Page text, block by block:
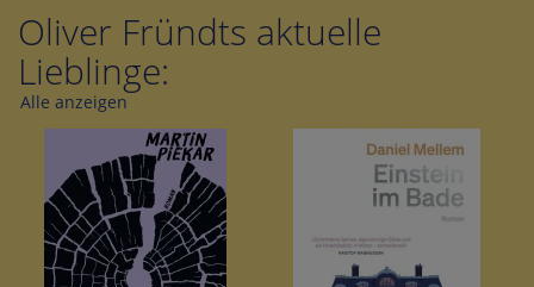
Oliver Fründts aktuelle
Lieblinge:
Alle anzeigen